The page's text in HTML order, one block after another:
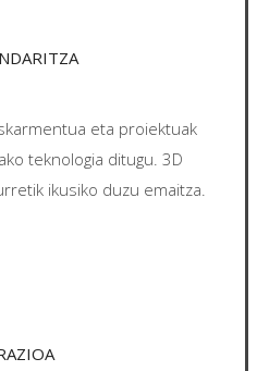
eta proiektuak
teknologia ditugu. 3D
ikusiko duzu emaitza.